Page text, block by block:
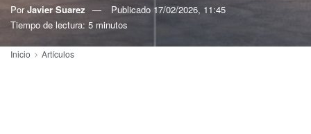
Por Javier Suarez Publicado 17/02/2026, 11:45
Tiempo de lectura: 5 minutos
Inicio Artículos